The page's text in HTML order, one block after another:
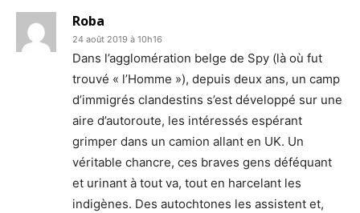
Roba
24 août 2019 à 10h16
Dans l’agglomération belge de Spy (là où fut
trouvé « l’Homme »), depuis deux ans, un camp
d’immigrés clandestins s’est développé sur une
aire d’autoroute, les intéressés espérant
grimper dans un camion allant en UK. Un
véritable chancre, ces braves gens déféquant
et urinant à tout va, tout en harcelant les
indigènes. Des autochtones les assistent et,